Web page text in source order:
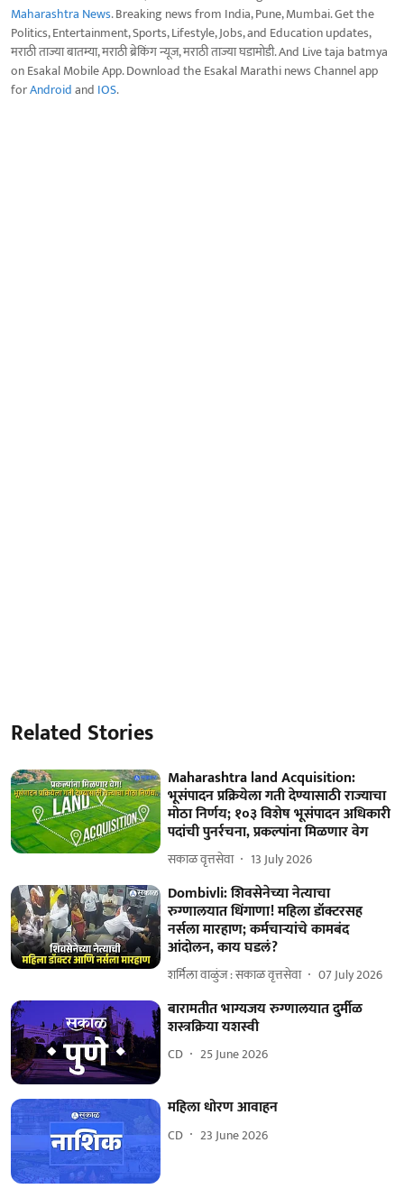
Maharashtra News. Breaking news from India, Pune, Mumbai. Get the
Politics, Entertainment, Sports, Lifestyle, Jobs, and Education updates,
मराठी ताज्या बातम्या, मराठी ब्रेकिंग न्यूज, मराठी ताज्या घडामोडी. And Live taja batmya
on Esakal Mobile App. Download the Esakal Marathi news Channel app
forAndroidand IOS.
Related Stories
Maharashtra land Acquisition:
भूसंपादन प्रक्रियेला गती देण्यासाठी राज्याचा
मोठा निर्णय; १०३ विशेष भूसंपादन अधिकारी
पदांची पुनर्रचना, प्रकल्पांना मिळणार वेग
सकाळ वृत्तसेवा 13 July 2026
Dombivli: शिवसेनेच्या नेत्याचा
रुग्णालयात धिंगाणा! महिला डॉक्टरसह
नर्सला मारहाण; कर्मचाऱ्यांचे कामबंद
आंदोलन, काय घडलं?
शर्मिला वाळुंज : सकाळ वृत्तसेवा 07 July 2026
बारामतीत भाग्यजय रुग्णालयात दुर्मीळ
शस्त्रक्रिया यशस्वी
CD 25 June 2026
महिला धोरण आवाहन
CD 23 June 2026